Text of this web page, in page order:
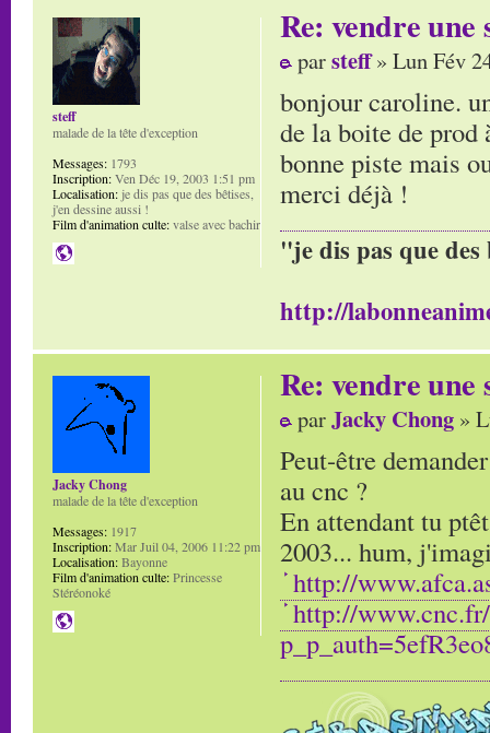
Re: vendre une
parsteff» Lun Fév
bonjour caroline.
de la boite de prod
bonne piste mais
merci déjà !
"je dis pas que
http://
steff
malade de la tête d'exception
Messages: 1793
Inscription:Ven Déc 19, 2003 1:51 pm
Localisation:je dis pas que des bêtises,
j'en dessine aussi !
Film d'animation culte:valse avec bachir
Re: vendre une
parJacky Chong »
Peut-être
au cnc ?
En attendant tu
2003... hum,
http://
http://
Jacky Chong
malade de la tête d'exception
Messages: 1917
Inscription:Mar Juil 04, 2006 11:22 pm
Localisation:Bayonne
Film d'animation culte:Princesse
Stéréonoké